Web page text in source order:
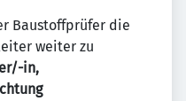
Baustoffprüfer die
weiter zu
in,